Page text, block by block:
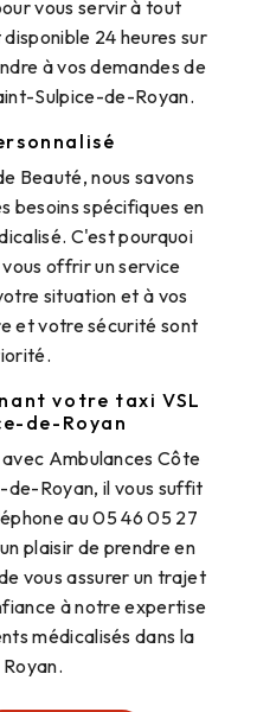
vous servir à tout
24 heures sur
à vos demandes de
Sulpice-de-Royan.
Beauté, nous savons
besoins spécifiques en
C'est pourquoi
offrir un service
situation et à vos
et votre sécurité sont
votre taxi VSL
de-Royan
Ambulances Côte
de-Royan, il vous suffit
au 05 46 05 27
plaisir de prendre en
vous assurer un trajet
à notre expertise
médicalisés dans la